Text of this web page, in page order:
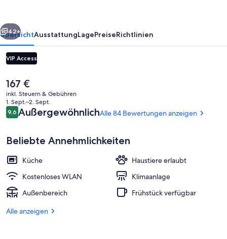
Tägliches Frühstücksbuffet gegen
Weiter
42+
ÜbersichtAusstattungLagePreiseRichtlinien
VIP Access
Der
aktuelle
Preis
beträgt
167 €.
167 €
inkl. Steuern & Gebühren
1. Sept.–2. Sept.
Bewertungen
9,69,6 von 10.
AußergewöhnlichAlle 84 Bewertungen anzeigen
Beliebte Annehmlichkeiten
Küche
Haustiere erlaubt
Kostenloses WLAN
Klimaanlage
Außenbereich
Frühstück verfügbar
Alle anzeigen